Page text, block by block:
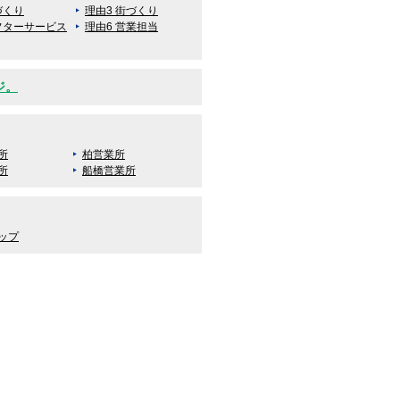
り
理由3 街づくり
ーサービス
理由6 営業担当
柏営業所
船橋営業所
プ